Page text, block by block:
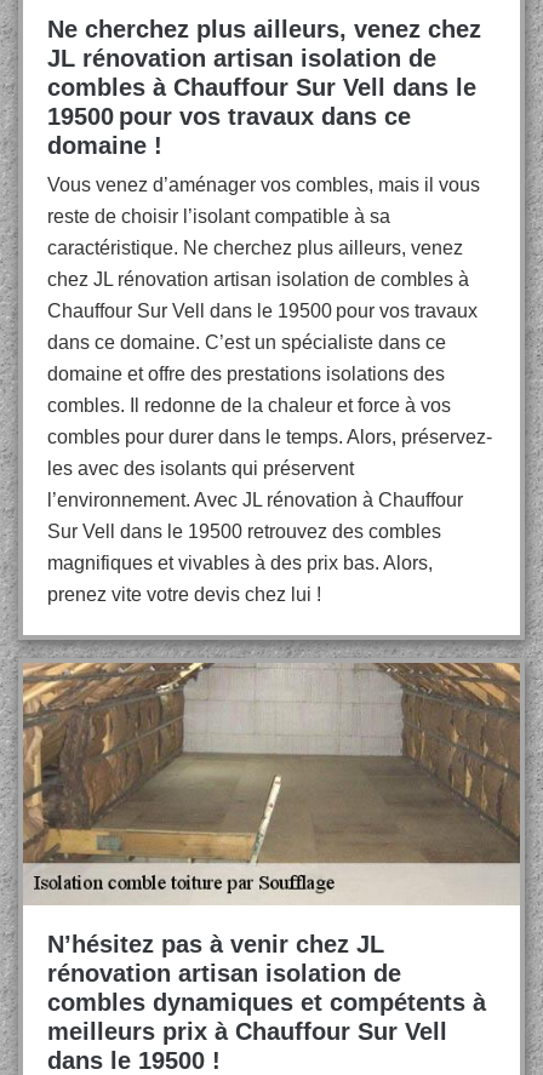
Ne cherchez plus ailleurs, venez chez
JL rénovation artisan isolation de
combles à Chauffour Sur Vell dans le
19500 pour vos travaux dans ce
domaine !
Vous venez d’aménager vos combles, mais il vous
reste de choisir l’isolant compatible à sa
caractéristique. Ne cherchez plus ailleurs, venez
chez JL rénovation artisan isolation de combles à
Chauffour Sur Vell dans le 19500 pour vos travaux
dans ce domaine. C’est un spécialiste dans ce
domaine et offre des prestations isolations des
combles. Il redonne de la chaleur et force à vos
combles pour durer dans le temps. Alors, préservez-
les avec des isolants qui préservent
l’environnement. Avec JL rénovation à Chauffour
Sur Vell dans le 19500 retrouvez des combles
magnifiques et vivables à des prix bas. Alors,
prenez vite votre devis chez lui !
N’hésitez pas à venir chez JL
rénovation artisan isolation de
combles dynamiques et compétents à
meilleurs prix à Chauffour Sur Vell
dans le 19500 !